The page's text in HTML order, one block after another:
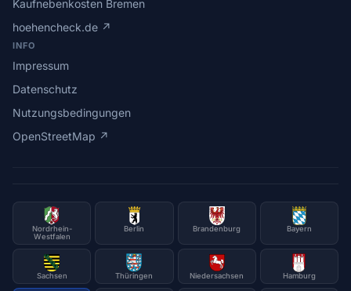
Kaufnebenkosten Bremen
hoehencheck.de ↗
INFO
Impressum
Datenschutz
Nutzungsbedingungen
OpenStreetMap ↗
Nordrhein-
Westfalen
Berlin Brandenburg Bayern
Sachsen Thüringen Niedersachsen Hamburg